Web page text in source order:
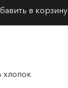
в корзину
хлопок